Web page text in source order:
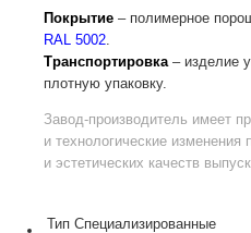
Покрытие – полимерное
RAL 5002
Транспортировка – изделие
плотную упаковку.
Завод-производитель имеет
и технологические
и эстетических качеств
Тип Специализированные